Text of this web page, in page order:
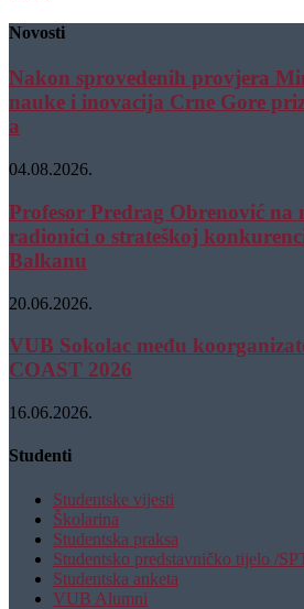
Novosti
Nakon sprovedenih provjera
nauke i inovacija Crne Gore
a
04.08.2026.
Profesor Predrag Obrenović na
radionici o strateškoj
Balkanu
20.06.2026.
VUB Sokolac među
COAST 2026
16.06.2026.
Studenti
Studentske vijesti
Školarina
Studentska praksa
Studentsko predstavničko tijelo /
Studentska anketa
VUB Alumni